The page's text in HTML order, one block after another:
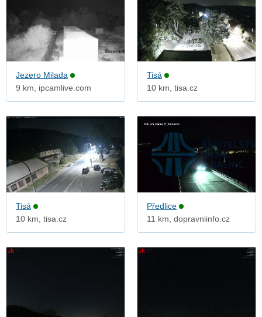
Jezero Milada
9 km, ipcamlive.com
Tisá
10 km, tisa.cz
Tisá
10 km, tisa.cz
Předlice
11 km, dopravniinfo.cz